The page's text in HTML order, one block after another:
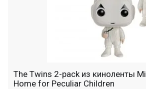
The Twins 2-pack из киноленты
Home for Peculiar Children